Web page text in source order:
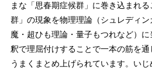
まな「思春期症候群」に巻き込まれ
群」の現象を物理理論（シュレディ
魔・超ひも理論・量子もつれなど）
釈で理屈付けすることで一本の筋を通
うまくまとめ上げられています。い